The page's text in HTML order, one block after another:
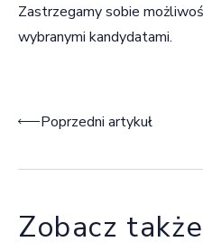
Zastrzegamy sobie
wybranymi kandydatami.
Nawigacja wpisu
Poprzedni artykuł
Zobacz także